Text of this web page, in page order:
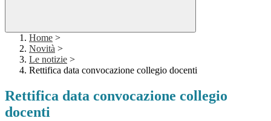
Home >
Novità >
Le notizie >
Rettifica data convocazione collegio docenti
Rettifica data convocazione collegio
docenti